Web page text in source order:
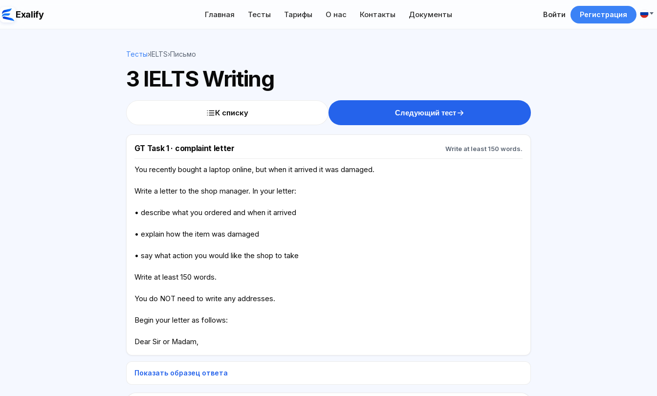
Exalify Главная Тесты Тарифы О нас Контакты Документы Войти Регистрация
Тесты›IELTS›Письмо
3 IELTS Writing
К списку Следующий тест
GT Task 1 · complaint letter Write at least 150 words.
You recently bought a laptop online, but when it arrived it was damaged.
Write a letter to the shop manager. In your letter:
• describe what you ordered and when it arrived
• explain how the item was damaged
• say what action you would like the shop to take
Write at least 150 words.
You do NOT need to write any addresses.
Begin your letter as follows:
Dear Sir or Madam,
Показать образец ответа